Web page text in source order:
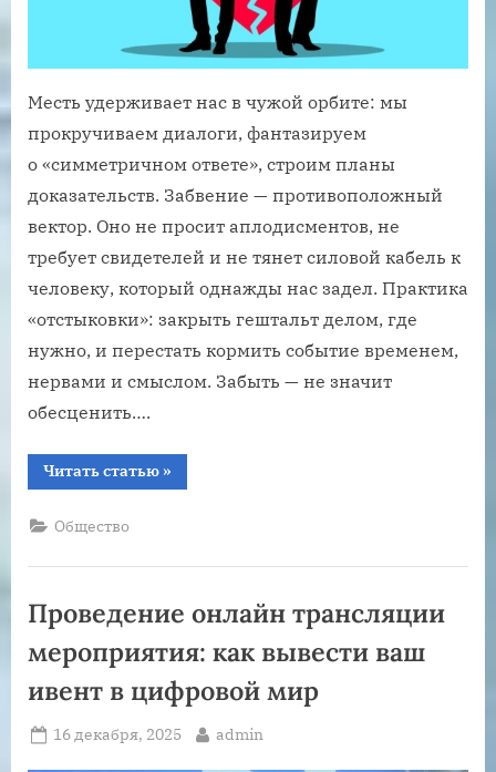
Месть удерживает нас в чужой орбите: мы
прокручиваем диалоги, фантазируем
о «симметричном ответе», строим планы
доказательств. Забвение — противоположный
вектор. Оно не просит аплодисментов, не
требует свидетелей и не тянет силовой кабель к
человеку, который однажды нас задел. Практика
«отстыковки»: закрыть гештальт делом, где
нужно, и перестать кормить событие временем,
нервами и смыслом. Забыть — не значит
обесценить….
Читать статью“Психология
расставания.
забвение?”
»
Общество
Проведение онлайн трансляции
мероприятия: как вывести ваш
ивент в цифровой мир
Posted
16 декабря, 2025 By
admin